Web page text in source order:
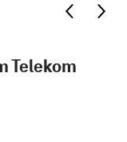
Telekom